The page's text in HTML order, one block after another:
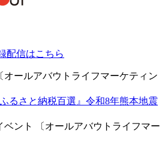
配信はこちら
〔オールアバウトライフマーケティン
るさと納税百選』令和8年熊本地震
ベント
〔オールアバウトライフマー